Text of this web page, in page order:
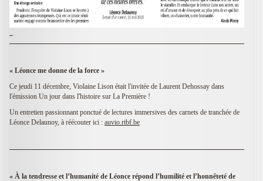
« Léonce me donne de la force »
Ce jeudi 11 décembre, Violaine Lison était l'invitée de Laurent Dehossay dans
l'émission Un jour dans l'histoire sur La Première !
Un entretien passionnant ponctué de lectures immersives des carnets de tranchée de
Léonce Delaunoy, à réécouter ici : auvio.rtbf.be
« À la tendresse et l’humanité de Léonce répond l’humilité et l’honnêteté de